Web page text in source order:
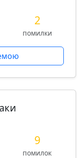
2
помилки
9
помилок